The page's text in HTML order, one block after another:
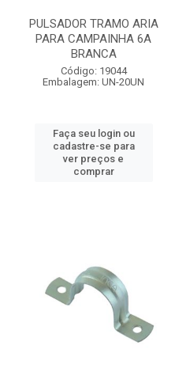
PULSADOR TRAMO ARIA
PARA CAMPAINHA 6A
BRANCA
Código: 19044
Embalagem: UN-20UN
Faça seu login ou
cadastre-se para
ver preços e
comprar